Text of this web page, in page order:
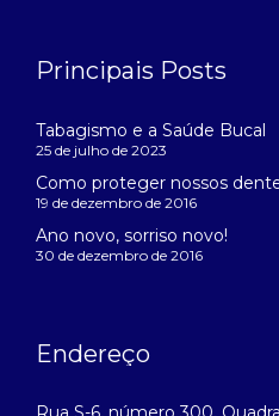
Principais Posts
Tabagismo e a Saúde Bucal
25 de julho de 2023
Como proteger nossos
19 de dezembro de 2016
Ano novo, sorriso novo!
30 de dezembro de 2016
Endereço